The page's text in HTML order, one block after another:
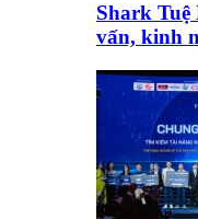
Shark
vấn, kinh